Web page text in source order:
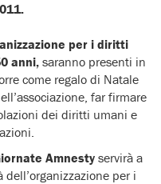
.
per i diritti
anni, saranno presenti in
come regalo di Natale
far firmare
dei diritti umani e
Amnestyservirà a
per i